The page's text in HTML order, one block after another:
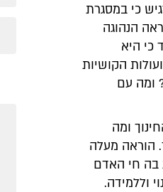
כי במסגרת
הנהוגה
כי היא
הקושיות
ומה עם
ומה
הוראה מעלה
בה חי האדם
וללמידה.